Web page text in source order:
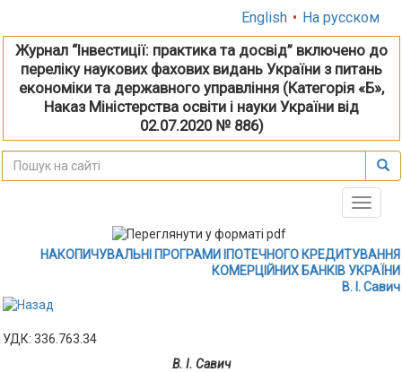
English • На русском
Журнал “Інвестиції: практика та досвід” включено до
переліку наукових фахових видань України з питань
економіки та державного управління (Категорія «Б»,
Наказ Міністерства освіти і науки України від
02.07.2020 № 886)
Toggle
НАКОПИЧУВАЛЬНІ ПРОГРАМИ ІПОТЕЧНОГО КРЕДИТУВАННЯ
КОМЕРЦІЙНИХ БАНКІВ УКРАЇНИ
В. І. Савич
УДК: 336.763.34
В. І. Савич